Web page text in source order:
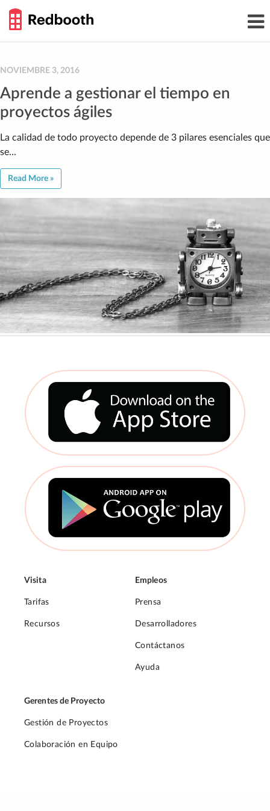
content
GUIDE
NOVIEMBRE 3, 2016
Aprende a gestionar el tiempo en
proyectos ágiles
La calidad de todo proyecto depende de 3 pilares esenciales que
se…
Read More »
Visita
Tarifas
Recursos
Empleos
Prensa
Desarrolladores
Contáctanos
Ayuda
Gerentes de Proyecto
Gestión de Proyectos
Colaboración en Equipo